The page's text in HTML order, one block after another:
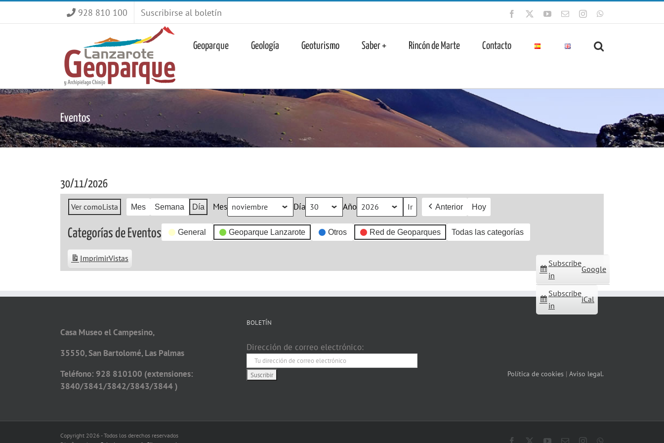
928 810 100 Suscribirse al boletín Facebook YouTube
CorreoInstagram
Geoparque Geología Geoturismo Saber + Rincón de Marte Contacto
Eventos
30/11/2026
Ver comoLista Mes Semana Día Mes Día Año Anterior Hoy
Categorías de Eventos General Geoparque Lanzarote Otros Red de Geoparques Todas las categorías
Subscribe
in
Google
Subscribe
in
iCal
ImprimirVistas
Casa Museo el Campesino,
35550, San Bartolomé, Las Palmas
Teléfono: 928 810100 (extensiones:
3840/3841/3842/3843/3844 )
BOLETÍN
Dirección de correo electrónico:
Política de cookies | Aviso legal.
Copyright 2026 - Todos los derechos reservados
Facebook YouTube
CorreoInstagram